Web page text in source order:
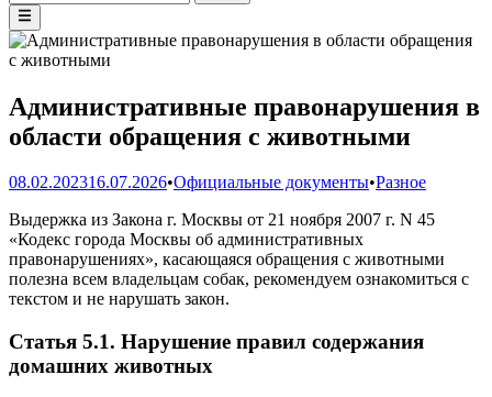
Главное
меню
Административные правонарушения в
области обращения с животными
08.02.202316.07.2026•Официальные документы•Опубликовано
Разное
Выдержка из Закона г. Москвы от 21 ноября 2007 г. N 45
«Кодекс города Москвы об административных
правонарушениях», касающаяся обращения с животными
полезна всем владельцам собак, рекомендуем ознакомиться с
текстом и не нарушать закон.
Статья 5.1. Нарушение правил содержания
домашних животных